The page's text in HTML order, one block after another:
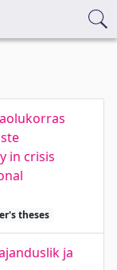
in crisis
theses
ja